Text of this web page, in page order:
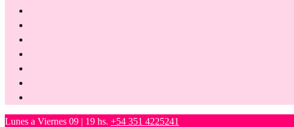
Lunes a Viernes 09 | 19 hs. +54 351 4225241